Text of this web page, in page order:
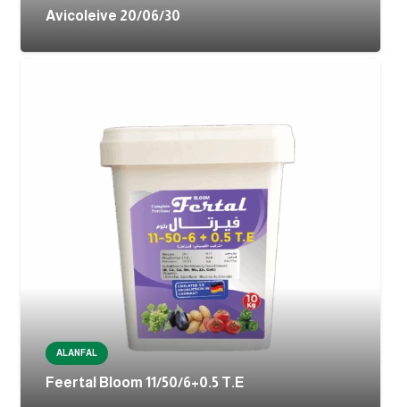
Avicoleive 20/06/30
ALANFAL
Feertal Bloom 11/50/6+0.5 T.E